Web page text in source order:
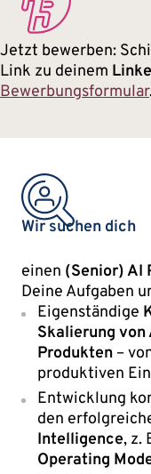
Jetzt bewerben:
Link zu deinem
Bewerbungsformular
Wir suchen dich
einen (Senior) AI
Deine Aufgaben
Eigenständige
Skalierung von
Produkten –
produktiven
Entwicklung
den
Intelligence, z.
Operating